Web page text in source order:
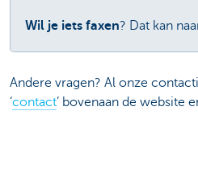
Wil je iets faxen? Dat kan
Andere vragen? Al onze
‘contact’ bovenaan de website